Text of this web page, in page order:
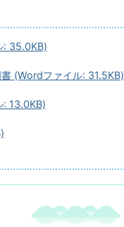
: 35.0KB)
(Wordファイル: 31.5KB)
: 13.0KB)